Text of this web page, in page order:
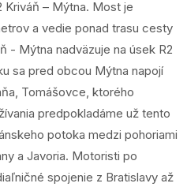
Kriváň – Mýtna. Most je
a vedie ponad trasu cesty
- Mýtna nadväzuje na úsek R2
sa pred obcou Mýtna napojí
Tomášovce, ktorého
predpokladáme už tento
potoka medzi pohoriami
a Javoria. Motoristi po
spojenie z Bratislavy až